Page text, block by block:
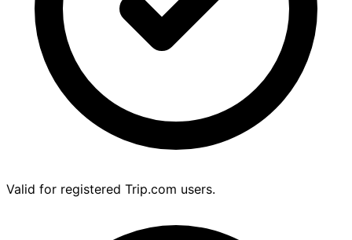
Valid for registered Trip.com users.